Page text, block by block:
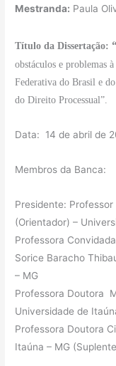
Mestranda: Paula
Título da Dissertação:
obstáculos e problemas
Federativa do Brasil e
do Direito Processual”.
Data: 14 de abril de
Membros da Banca:
Presidente:
(Orientador) –
Professora
Sorice Baracho
– MG
Professora Doutora
Universidade de
Professora Doutora
Itaúna – MG